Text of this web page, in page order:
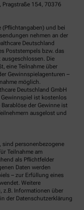
Pragstraße 154, 70376
und bei
nehmen an der
Deutschland
Poststempels bzw. das
ausgeschlossen. Die
eine Teilnahme über
Gewinnspielagenturen –
möglich.
Deutschland GmbH
ist kostenlos
der Gewinne ist
ausgelost und
sind personenbezogene
Teilnahme am
als Pflichtfelder
Daten werden
– zur Erfüllung eines
Weitere
z.B. Informationen über
der Datenschutzerklärung